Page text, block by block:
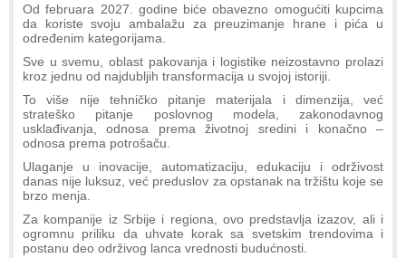
Od februara 2027. godine biće obavezno omogućiti kupcima
da koriste svoju ambalažu za preuzimanje hrane i pića u
određenim kategorijama.
Sve u svemu, oblast pakovanja i logistike neizostavno prolazi
kroz jednu od najdubljih transformacija u svojoj istoriji.
To više nije tehničko pitanje materijala i dimenzija, već
strateško pitanje poslovnog modela, zakonodavnog
usklađivanja, odnosa prema životnoj sredini i konačno –
odnosa prema potrošaču.
Ulaganje u inovacije, automatizaciju, edukaciju i održivost
danas nije luksuz, već preduslov za opstanak na tržištu koje se
brzo menja.
Za kompanije iz Srbije i regiona, ovo predstavlja izazov, ali i
ogromnu priliku da uhvate korak sa svetskim trendovima i
postanu deo održivog lanca vrednosti budućnosti.